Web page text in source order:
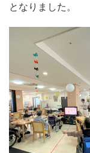
となりました。